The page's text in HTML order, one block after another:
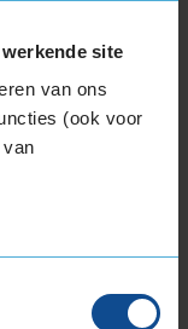
site
van ons
(ook voor
duur?